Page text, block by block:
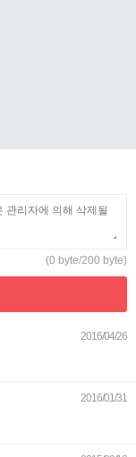
(0 byte/200 byte)
2016/04/26
2016/01/31